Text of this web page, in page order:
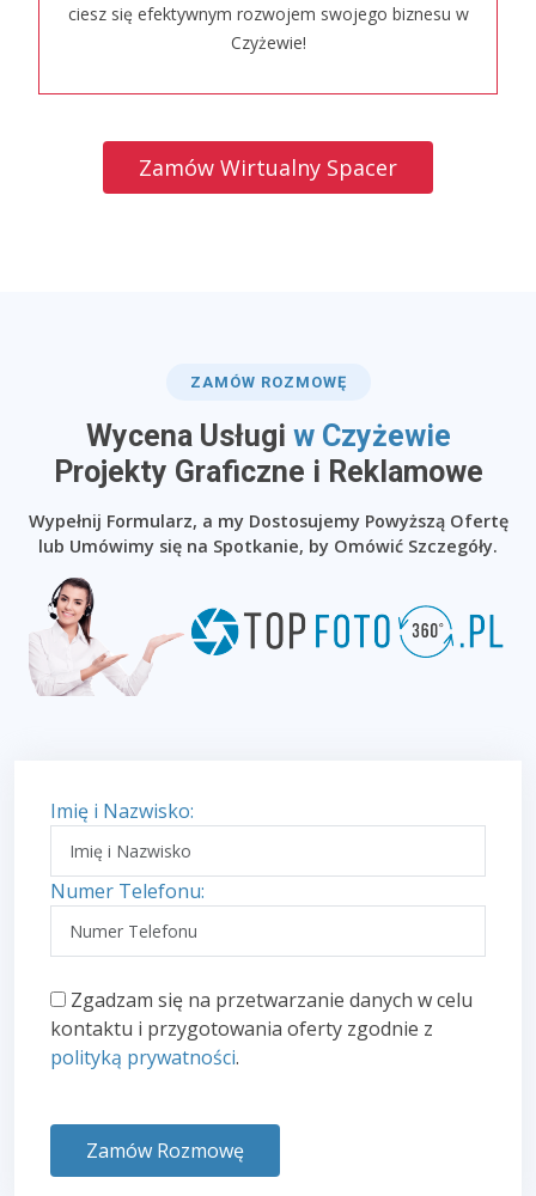
ciesz się efektywnym rozwojem swojego biznesu w
Czyżewie!
Zamów Wirtualny Spacer
ZAMÓW ROZMOWĘ
Wycena Usługi w Czyżewie
​Projekty Graficzne i Reklamowe
Wypełnij Formularz, a my Dostosujemy Powyższą Ofertę
lub Umówimy się na Spotkanie, by Omówić Szczegóły.
Imię i Nazwisko:
Numer Telefonu:
Zgadzam się na przetwarzanie danych w celu
kontaktu i przygotowania oferty zgodnie z
polityką prywatności.
Zamów Rozmowę